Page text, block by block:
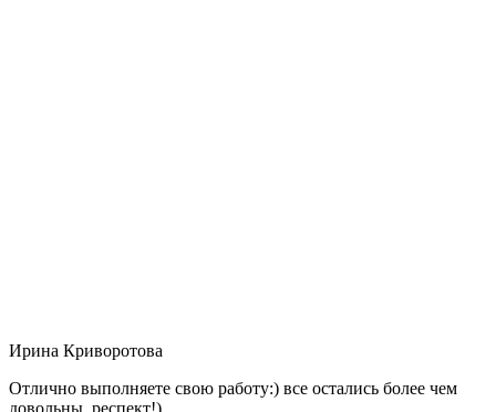
Ирина Криворотова
Отлично выполняете свою работу:) все остались более чем
довольны, респект!)